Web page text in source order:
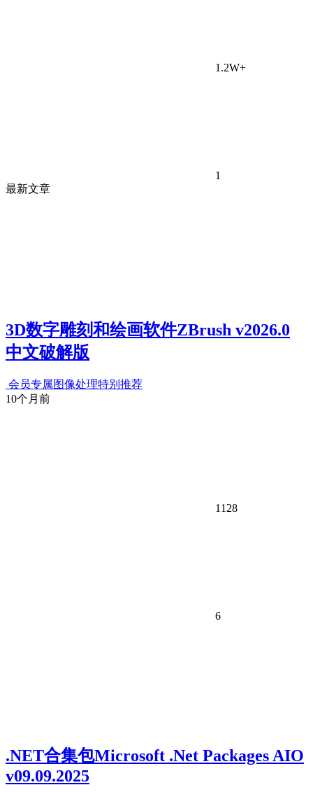
1.2W+
1
最新文章
3D数字雕刻和绘画软件ZBrush v2026.0
中文破解版
会员专属图像处理特别推荐
10个月前
1128
6
.NET合集包Microsoft .Net Packages AIO
v09.09.2025